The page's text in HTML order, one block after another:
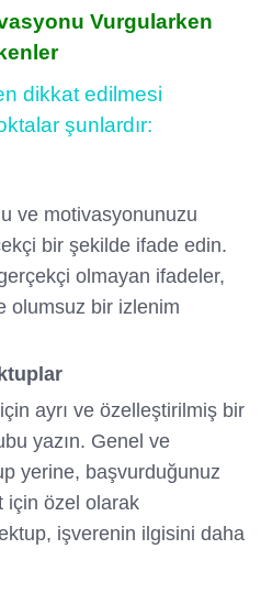
Vurgularken
dikkat edilmesi
şunlardır:
ve motivasyonunuzu
bir şekilde ifade edin.
olmayan ifadeler,
olumsuz bir izlenim
ayrı ve özelleştirilmiş bir
yazın. Genel ve
yerine, başvurduğunuz
için özel olarak
işverenin ilgisini daha